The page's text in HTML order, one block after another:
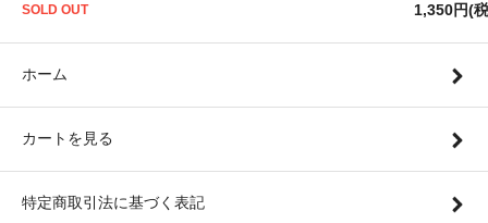
SOLD OUT
1,350円(
ホーム
カートを見る
特定商取引法に基づく表記